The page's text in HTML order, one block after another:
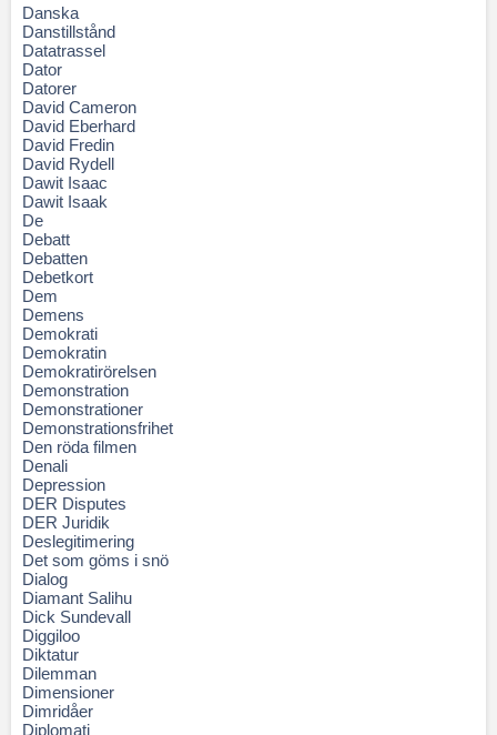
Danska
Danstillstånd
Datatrassel
Dator
Datorer
David Cameron
David Eberhard
David Fredin
David Rydell
Dawit Isaac
Dawit Isaak
De
Debatt
Debatten
Debetkort
Dem
Demens
Demokrati
Demokratin
Demokratirörelsen
Demonstration
Demonstrationer
Demonstrationsfrihet
Den röda filmen
Denali
Depression
DER Disputes
DER Juridik
Deslegitimering
Det som göms i snö
Dialog
Diamant Salihu
Dick Sundevall
Diggiloo
Diktatur
Dilemman
Dimensioner
Dimridåer
Diplomati